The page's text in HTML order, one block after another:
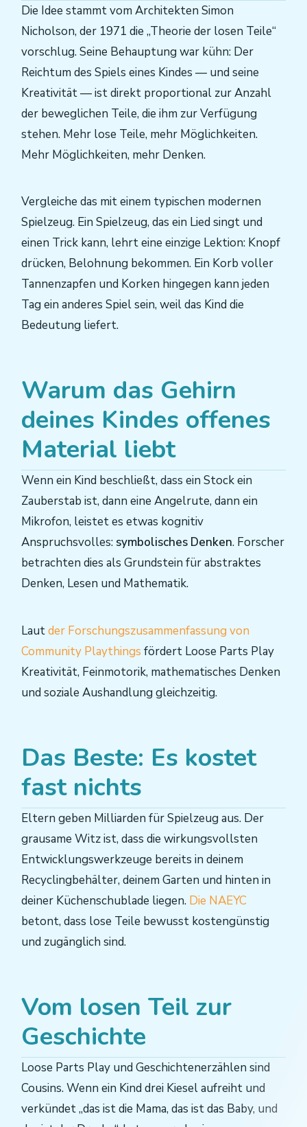
Die Idee stammt vom Architekten Simon
Nicholson, der 1971 die „Theorie der losen Teile“
vorschlug. Seine Behauptung war kühn: Der
Reichtum des Spiels eines Kindes — und seine
Kreativität — ist direkt proportional zur Anzahl
der beweglichen Teile, die ihm zur Verfügung
stehen. Mehr lose Teile, mehr Möglichkeiten.
Mehr Möglichkeiten, mehr Denken.
Vergleiche das mit einem typischen modernen
Spielzeug. Ein Spielzeug, das ein Lied singt und
einen Trick kann, lehrt eine einzige Lektion: Knopf
drücken, Belohnung bekommen. Ein Korb voller
Tannenzapfen und Korken hingegen kann jeden
Tag ein anderes Spiel sein, weil das Kind die
Bedeutung liefert.
Warum das Gehirn
deines Kindes offenes
Material liebt
Wenn ein Kind beschließt, dass ein Stock ein
Zauberstab ist, dann eine Angelrute, dann ein
Mikrofon, leistet es etwas kognitiv
Anspruchsvolles: symbolisches Denken. Forscher
betrachten dies als Grundstein für abstraktes
Denken, Lesen und Mathematik.
Lautder Forschungszusammenfassung von
Community Playthings fördert Loose Parts Play
Kreativität, Feinmotorik, mathematisches Denken
und soziale Aushandlung gleichzeitig.
Das Beste: Es kostet
fast nichts
Eltern geben Milliarden für Spielzeug aus. Der
grausame Witz ist, dass die wirkungsvollsten
Entwicklungswerkzeuge bereits in deinem
Recyclingbehälter, deinem Garten und hinten in
deiner Küchenschublade liegen. Die NAEYC
betont, dass lose Teile bewusst kostengünstig
und zugänglich sind.
Vom losen Teil zur
Geschichte
Loose Parts Play und Geschichtenerzählen sind
Cousins. Wenn ein Kind drei Kiesel aufreiht und
verkündet „das ist die Mama, das ist das Baby, und